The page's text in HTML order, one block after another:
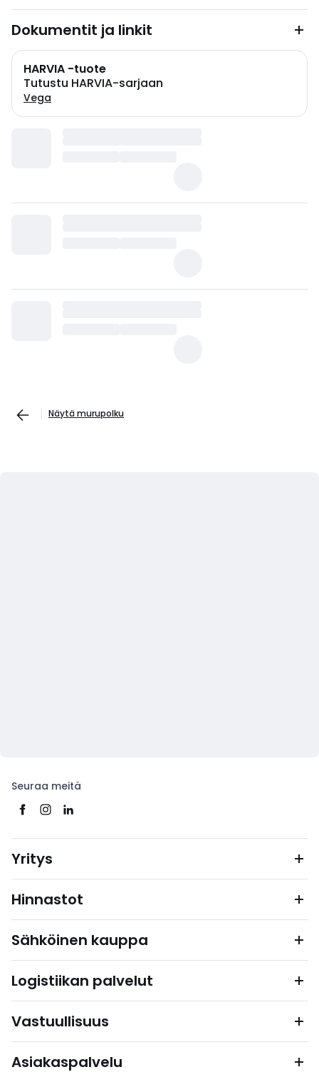
Dokumentit ja linkit
HARVIA -tuote
Tutustu HARVIA-sarjaan
Vega
Näytä murupolku
Seuraa meitä
Yritys
Hinnastot
Sähköinen kauppa
Logistiikan palvelut
Vastuullisuus
Asiakaspalvelu